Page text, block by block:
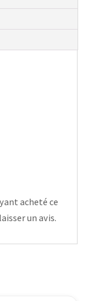
acheté ce
un avis.